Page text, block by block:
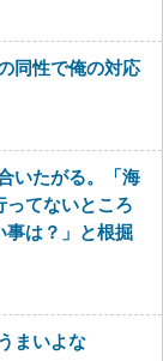
同性で俺の対応
いたがる。「海
てないところ
事は？」と根掘
まいよな